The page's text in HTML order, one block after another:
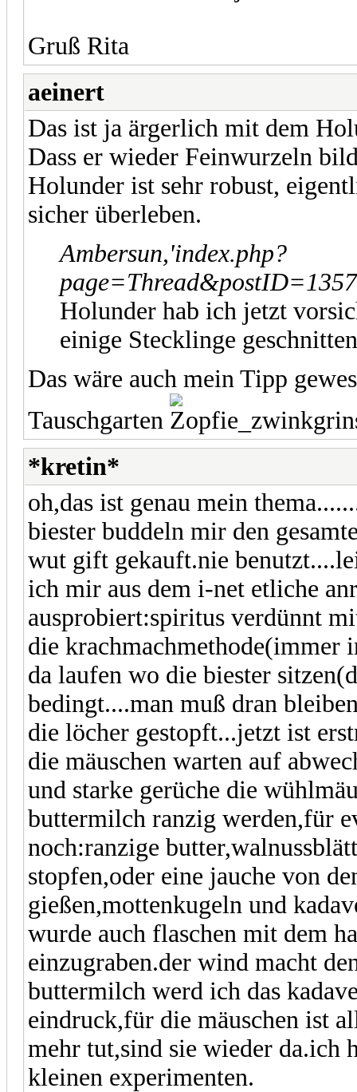
Gruß Rita
aeinert
Das ist ja ärgerlich mit dem
Dass er wieder Feinwurzeln
Holunder ist sehr robust,
sicher überleben.
Ambersun,'index.php?
Holunder hab ich jetzt
einige Stecklinge
Das wäre auch mein Tipp
Tauschgarten
*kretin*
oh,das ist genau mein
biester buddeln mir den
wut gift gekauft.nie
ich mir aus dem i-net etliche
ausprobiert:spiritus verdünnt
die krachmachmethode(immer
da laufen wo die biester
bedingt....man muß dran
die löcher gestopft...jetzt ist
die mäuschen warten auf
und starke gerüche die
buttermilch ranzig werden,für
noch:ranzige
stopfen,oder eine jauche von
gießen,mottenkugeln und
wurde auch flaschen mit dem
einzugraben.der wind macht
buttermilch werd ich das
eindruck,für die mäuschen ist
mehr tut,sind sie wieder da.ich
kleinen experimenten.